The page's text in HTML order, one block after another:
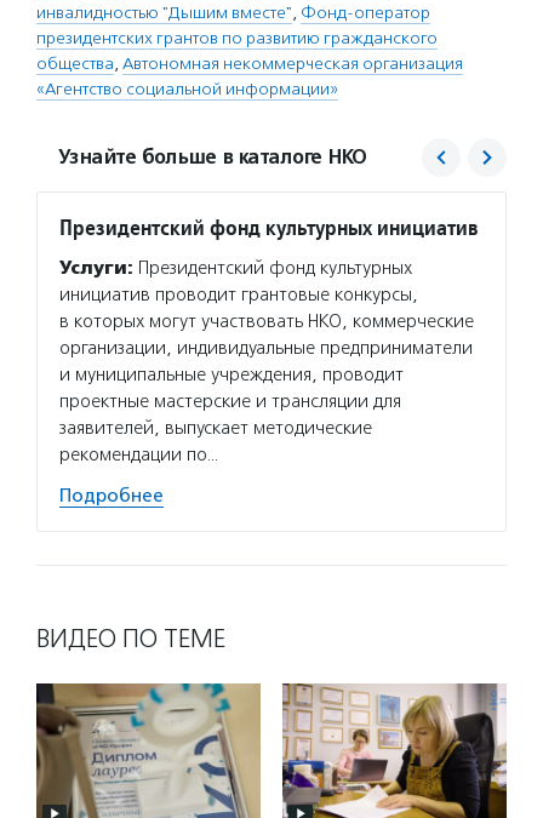
инвалидностью "Дышим вместе", Фонд-оператор
президентских грантов по развитию гражданского
общества, Автономная некоммерческая организация
«Агентство социальной информации»
Узнайте больше в каталоге НКО
Президентский фонд культурных инициатив
Услуги: Президентский фонд культурных
инициатив проводит грантовые конкурсы,
в которых могут участвовать НКО, коммерческие
организации, индивидуальные предприниматели
и муниципальные учреждения, проводит
проектные мастерские и трансляции для
заявителей, выпускает методические
рекомендации по…
Подробнее
ВИДЕО ПО ТЕМЕ